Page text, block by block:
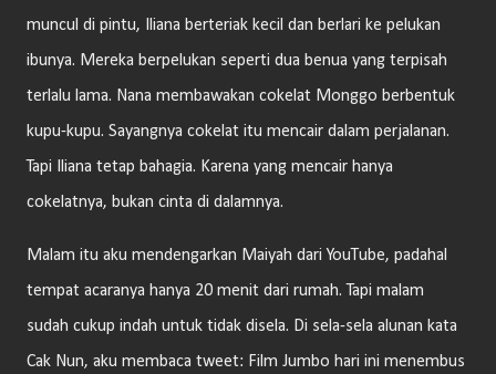
muncul di pintu, Iliana berteriak kecil dan berlari ke pelukan
ibunya. Mereka berpelukan seperti dua benua yang terpisah
terlalu lama. Nana membawakan cokelat Monggo berbentuk
kupu-kupu. Sayangnya cokelat itu mencair dalam perjalanan.
Tapi Iliana tetap bahagia. Karena yang mencair hanya
cokelatnya, bukan cinta di dalamnya.
Malam itu aku mendengarkan Maiyah dari YouTube, padahal
tempat acaranya hanya 20 menit dari rumah. Tapi malam
sudah cukup indah untuk tidak disela. Di sela-sela alunan kata
Cak Nun, aku membaca tweet: Film Jumbo hari ini menembus